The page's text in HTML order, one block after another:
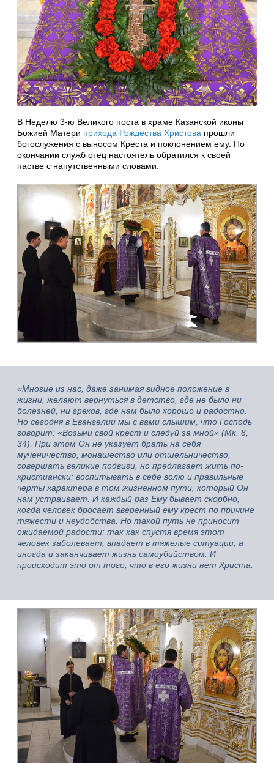
В Неделю 3-ю Великого поста в храме Казанской иконы
Божией Матери прихода Рождества Христова прошли
богослужения с выносом Креста и поклонением ему. По
окончании служб отец настоятель обратился к своей
пастве с напутственными словами:
«Многие из нас, даже занимая видное положение в
жизни, желают вернуться в детство, где не было ни
болезней, ни грехов, где нам было хорошо и радостно.
Но сегодня в Евангелии мы с вами слышим, что Господь
говорит: «Возьми свой крест и следуй за мной» (Мк. 8,
34). При этом Он не указует брать на себя
мученичество, монашество или отшельничество,
совершать великие подвиги, но предлагает жить по-
христиански: воспитывать в себе волю и правильные
черты характера в том жизненном пути, который Он
нам устраивает. И каждый раз Ему бывает скорбно,
когда человек бросает вверенный ему крест по причине
тяжести и неудобства. Но такой путь не приносит
ожидаемой радости: так как спустя время этот
человек заболевает, впадает в тяжелые ситуации, а
иногда и заканчивает жизнь самоубийством. И
происходит это от того, что в его жизни нет Христа.